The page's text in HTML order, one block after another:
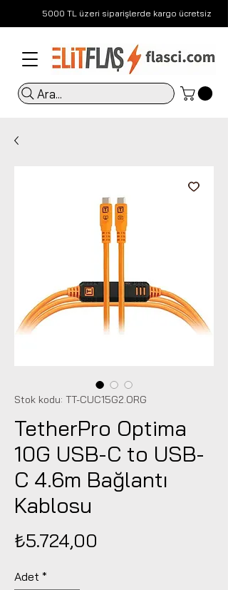
5000 TL üzeri siparişlerde kargo ücretsiz
Ara...
Stok kodu: TT-CUC15G2.ORG
TetherPro Optima
10G USB-C to USB-
C 4.6m Bağlantı
Kablosu
₺5.724,00
Adet *